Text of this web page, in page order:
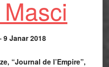
9 Janar 2018
“Journal de l’Empire”,